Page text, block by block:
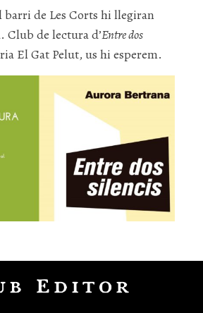
barri de Les Corts hi llegiran
Club de lectura d’Entre dos
El Gat Pelut, us hi esperem.